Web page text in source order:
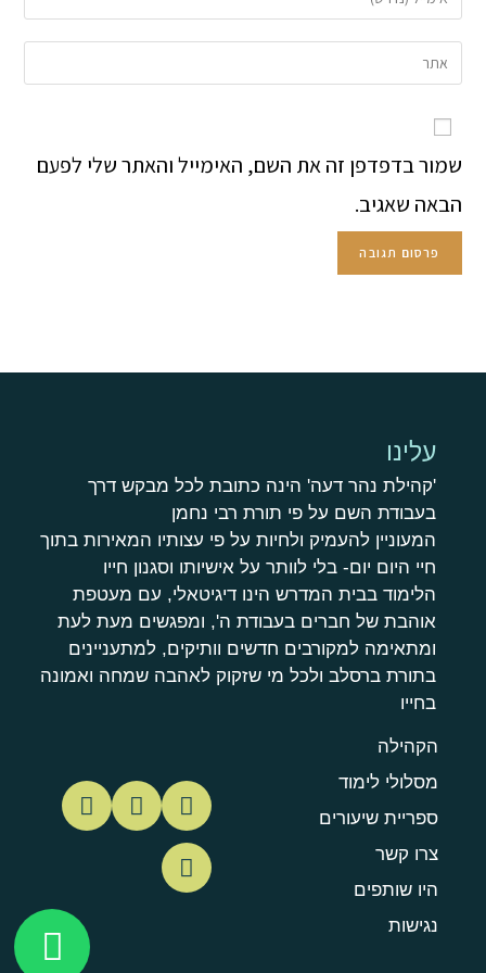
שמור בדפדפן זה את השם, האימייל והאתר שלי לפעם
הבאה שאגיב.
עלינו
'קהילת נהר דעה' הינה כתובת לכל מבקש דרך
בעבודת השם על פי תורת רבי נחמן
המעוניין להעמיק ולחיות על פי עצותיו המאירות בתוך
חיי היום יום- בלי לוותר על אישיותו וסגנון חייו
הלימוד בבית המדרש הינו דיגיטאלי, עם מעטפת
אוהבת של חברים בעבודת ה', ומפגשים מעת לעת
ומתאימה למקורבים חדשים וותיקים, למתעניינים
בתורת ברסלב ולכל מי שזקוק לאהבה שמחה ואמונה
בחייו
הקהילה
מסלולי לימוד
ספריית שיעורים
צרו קשר
היו שותפים
נגישות